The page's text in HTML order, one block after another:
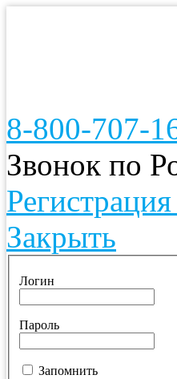
8-800-707-
Звонок по
Закрыть
Логин
Пароль
Запомнить